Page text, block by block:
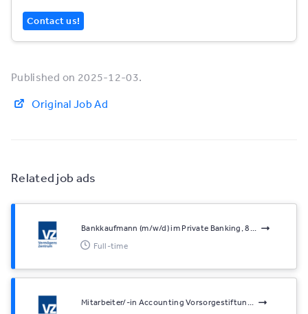
Related job ads
Bankkaufmann (m/w/d) im Private Banking, 8...
Full-time
Mitarbeiter/-in Accounting Vorsorgestiftun...
Contact us!
Published on 2025-12-03.
Original Job Ad